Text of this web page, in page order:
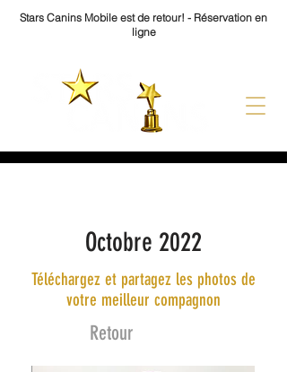
Stars Canins Mobile est de retour! - Réservation en
ligne
Octobre 2022
Téléchargez et partagez les photos de
votre meilleur compagnon
Retour